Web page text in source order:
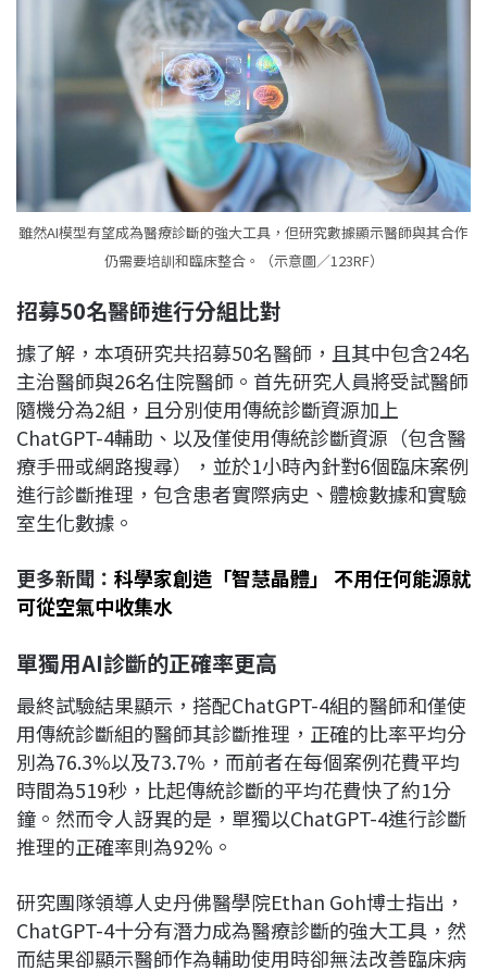
雖然AI模型有望成為醫療診斷的強大工具，但研究數據顯示醫師與其合作
仍需要培訓和臨床整合。（示意圖／123RF）
招募50名醫師進行分組比對
據了解，本項研究共招募50名醫師，且其中包含24名
主治醫師與26名住院醫師。首先研究人員將受試醫師
隨機分為2組，且分別使用傳統診斷資源加上
ChatGPT-4輔助、以及僅使用傳統診斷資源（包含醫
療手冊或網路搜尋），並於1小時內針對6個臨床案例
進行診斷推理，包含患者實際病史、體檢數據和實驗
室生化數據。
更多新聞： 科學家創造「智慧晶體」 不用任何能源就
可從空氣中收集水
單獨用AI診斷的正確率更高
最終試驗結果顯示，搭配ChatGPT-4組的醫師和僅使
用傳統診斷組的醫師其診斷推理，正確的比率平均分
別為76.3%以及73.7%，而前者在每個案例花費平均
時間為519秒，比起傳統診斷的平均花費快了約1分
鐘。然而令人訝異的是，單獨以ChatGPT-4進行診斷
推理的正確率則為92%。
研究團隊領導人史丹佛醫學院Ethan Goh博士指出，
ChatGPT-4十分有潛力成為醫療診斷的強大工具，然
而結果卻顯示醫師作為輔助使用時卻無法改善臨床病